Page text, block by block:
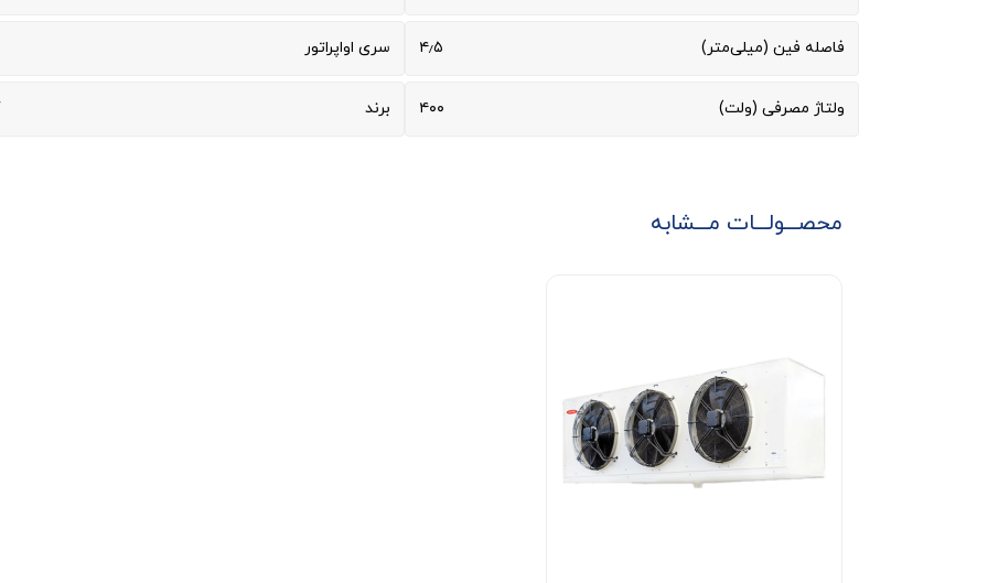
فاصله فین (میلی‌متر) ۴٫۵
ولتاژ مصرفی (ولت) ۴۰۰
سری اواپراتور
برند
محصـــولـــات مـــشابه